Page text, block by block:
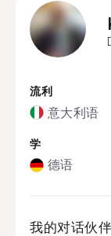
流利
意大利语
学
德语
我的对话伙